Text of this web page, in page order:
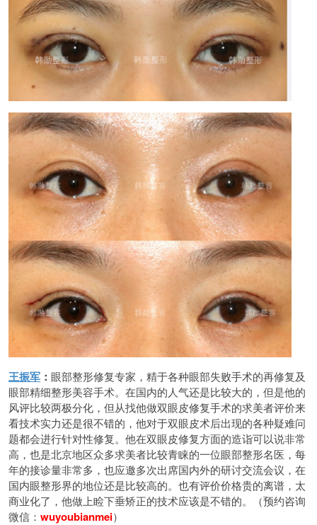
王振军 ： 眼部整形修复专家，精于各种眼部失败手术的再修复及
眼部精细整形美容手术。在国内的人气还是比较大的，但是他的
风评比较两极分化，但从找他做双眼皮修复手术的求美者评价来
看技术实力还是很不错的，他对于双眼皮术后出现的各种疑难问
题都会进行针对性修复。他在双眼皮修复方面的造诣可以说非常
高，也是北京地区众多求美者比较青睐的一位眼部整形名医，每
年的接诊量非常多，也应邀多次出席国内外的研讨交流会议，在
国内眼整形界的地位还是比较高的。也有评价价格贵的离谱，太
商业化了，他做上睑下垂矫正的技术应该是不错的。（预约咨询
微信： wuyoubianmei）